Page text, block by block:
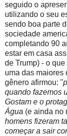
seguido o
utilizando o seu
sendo boa parte
sociedade
completando 90
estar em casa
de Trump) - o
uma das maiores
gênero afirmou: "
quando fazemos
Gostam e o
Água (e ainda no
homens fizeram
começar a sair